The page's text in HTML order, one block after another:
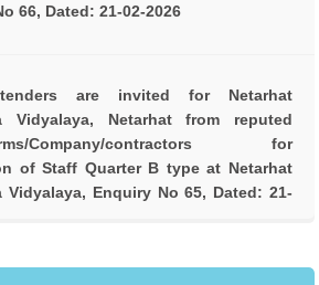
66, Dated: 21-02-2026
are invited for Netarhat
Vidyalaya, Netarhat from reputed
Company/contractors for
of Staff Quarter B type at Netarhat
Vidyalaya, Enquiry No 65, Dated: 21-